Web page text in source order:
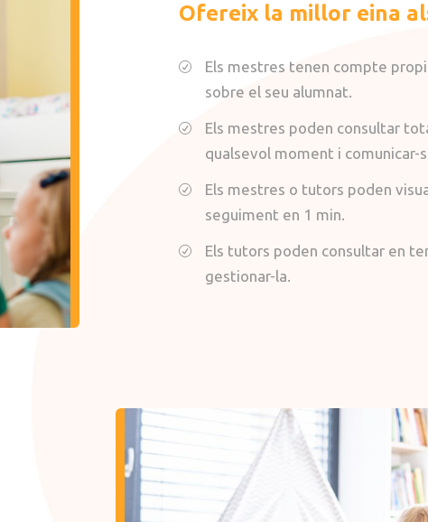
Ofereix la millor eina
Els mestres tenen compte
sobre el seu alumnat.
Els mestres poden consultar
qualsevol moment i comunicar-
Els mestres o tutors poden
seguiment en 1 min.
Els tutors poden consultar en
gestionar-la.